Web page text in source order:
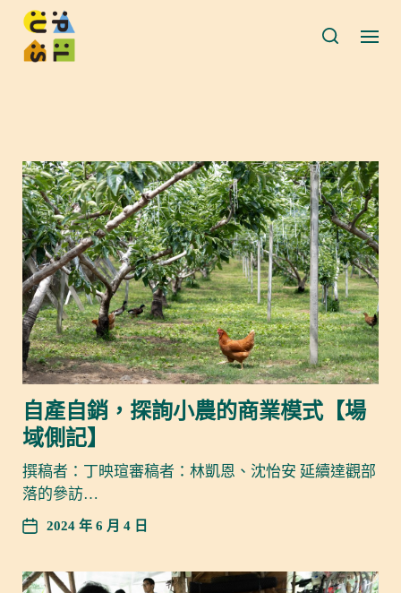
自產自銷，探詢小農的商業模式【場
域側記】
撰稿者：丁映瑄審稿者：林凱恩、沈怡安 延續達觀部
落的參訪…
2024 年 6 月 4 日